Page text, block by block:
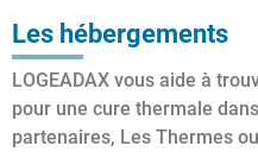
Les hébergements
LOGEADAX vous aide à
pour une cure thermale
partenaires, Les Thermes